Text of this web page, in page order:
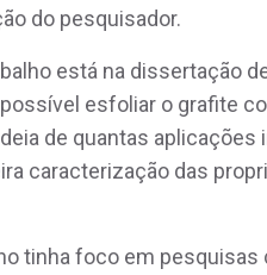
do pesquisador.
está na dissertação
esfoliar o grafite
de quantas aplicações
caracterização das
tinha foco em